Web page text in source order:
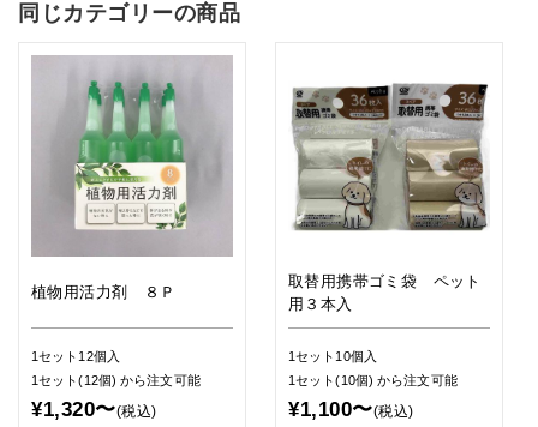
同じカテゴリーの商品
植物用活力剤 ８Ｐ
1セット12個入
1セット(12個)から注文可能
¥1,320〜(税込)
取替用携帯ゴミ袋 ペット
用３本入
1セット10個入
1セット(10個)から注文可能
¥1,100〜(税込)